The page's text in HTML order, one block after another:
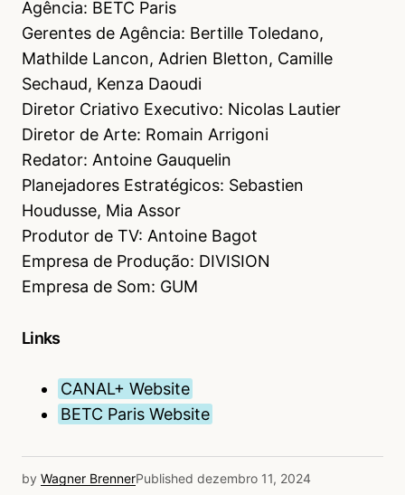
Agência: BETC Paris
Gerentes de Agência: Bertille Toledano,
Mathilde Lancon, Adrien Bletton, Camille
Sechaud, Kenza Daoudi
Diretor Criativo Executivo: Nicolas Lautier
Diretor de Arte: Romain Arrigoni
Redator: Antoine Gauquelin
Planejadores Estratégicos: Sebastien
Houdusse, Mia Assor
Produtor de TV: Antoine Bagot
Empresa de Produção: DIVISION
Empresa de Som: GUM
Links
CANAL+ Website
BETC Paris Website
by Wagner BrennerPublished dezembro 11, 2024